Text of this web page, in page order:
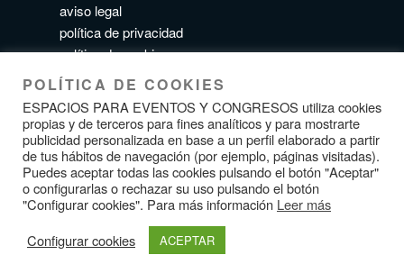
aviso legal
política de privacidad
política de cookies
SÍGUENOS
POLÍTICA DE COOKIES
ESPACIOS PARA EVENTOS Y CONGRESOS utiliza cookies
propias y de terceros para fines analíticos y para mostrarte
publicidad personalizada en base a un perfil elaborado a partir
de tus hábitos de navegación (por ejemplo, páginas visitadas).
Puedes aceptar todas las cookies pulsando el botón "Aceptar"
o configurarlas o rechazar su uso pulsando el botón
"Configurar cookies". Para más información Leer más
Configurar cookies
ACEPTAR